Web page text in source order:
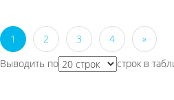
1 2 3 4
»
Выводить по
строк в